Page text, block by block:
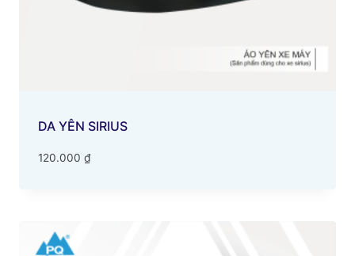
DA YÊN SIRIUS
120.000 ₫